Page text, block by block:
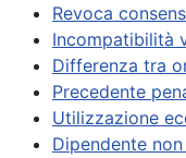
Revoca
Incompatibilità
Differenza tra
Precedente
Utilizzazione
Dipendente